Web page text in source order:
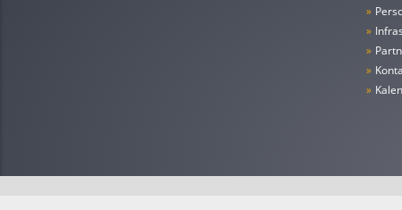
»
»
»
»
»